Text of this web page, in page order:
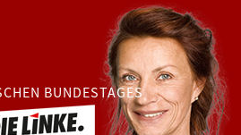
BUNDESTAGES